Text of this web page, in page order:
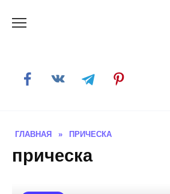
ГЛАВНАЯ » ПРИЧЕСКА
прическа